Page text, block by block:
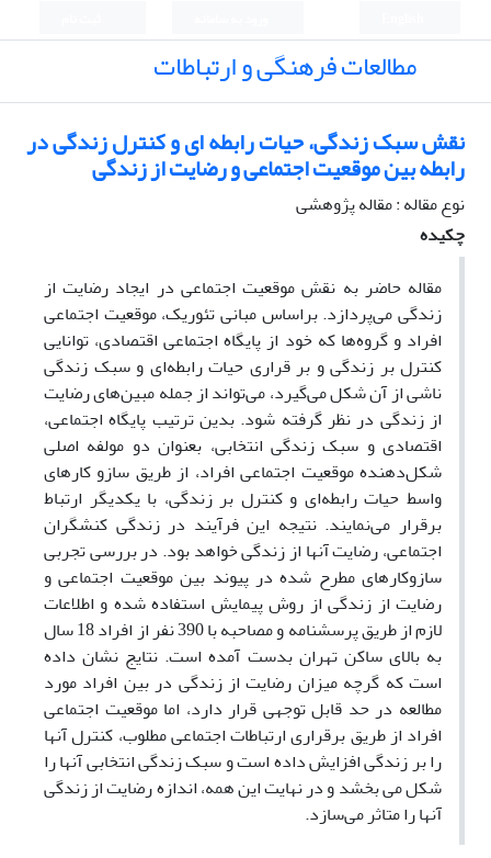
مطالعات فرهنگی و ارتباطات
نقش سبک زندگی، حیات رابطه ای و کنترل زندگی در
رابطه بین موقعیت اجتماعی و رضایت از زندگی
نوع مقاله : مقاله پژوهشی
چکیده
مقاله حاضر به نقش موقعیت اجتماعی در ایجاد رضایت از
زندگی می‌پردازد. براساس مبانی تئوریک، موقعیت اجتماعی
افراد و گروه‌ها که خود از پایگاه اجتماعی اقتصادی، توانایی
کنترل بر زندگی و بر قراری حیات رابطه‌ای و سبک زندگی
ناشی از آن شکل می‌گیرد، می‌تواند از جمله مبین‌های رضایت
از زندگی در نظر گرفته شود. بدین ترتیب پایگاه اجتماعی،
اقتصادی و سبک زندگی انتخابی، بعنوان دو مولفه اصلی
شکل‌دهنده موقعیت اجتماعی افراد، از طریق سازو کارهای
واسط حیات رابطه‌ای و کنترل بر زندگی، با یکدیگر ارتباط
برقرار می‌نمایند. نتیجه این فرآیند در زندگی کنشگران
اجتماعی، رضایت آنها از زندگی خواهد بود. در بررسی تجربی
سازوکارهای مطرح شده در پیوند بین موقعیت اجتماعی و
رضایت از زندگی از روش پیمایش استفاده شده و اطلاعات
لازم از طریق پرسشنامه و مصاحبه با 390 نفر از افراد 18 سال
به بالای ساکن تهران بدست آمده است. نتایج نشان داده
است که گرچه میزان رضایت از زندگی در بین افراد مورد
مطالعه در حد قابل توجهی قرار دارد، اما موقعیت اجتماعی
افراد از طریق برقراری ارتباطات اجتماعی مطلوب، کنترل آنها
را بر زندگی افزایش داده است و سبک زندگی انتخابی آنها را
شکل می بخشد و در نهایت این ‌همه، اندازه رضایت از زندگی
آنها را متاثر می‌سازد.